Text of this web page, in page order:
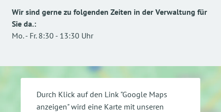
Wir sind gerne zu folgenden Zeiten in der Verwaltung für
Sie da.:
Mo.- Fr. 8:30 - 13:30 Uhr
Durch Klick auf den Link "Google Maps
anzeigen" wird eine Karte mit unseren